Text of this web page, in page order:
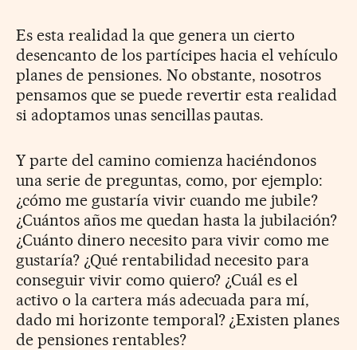
Es esta realidad la que genera un cierto
desencanto de los partícipes hacia el vehículo
planes de pensiones. No obstante, nosotros
pensamos que se puede revertir esta realidad
si adoptamos unas sencillas pautas.
Y parte del camino comienza haciéndonos
una serie de preguntas, como, por ejemplo:
¿cómo me gustaría vivir cuando me jubile?
¿Cuántos años me quedan hasta la jubilación?
¿Cuánto dinero necesito para vivir como me
gustaría? ¿Qué rentabilidad necesito para
conseguir vivir como quiero? ¿Cuál es el
activo o la cartera más adecuada para mí,
dado mi horizonte temporal? ¿Existen planes
de pensiones rentables?